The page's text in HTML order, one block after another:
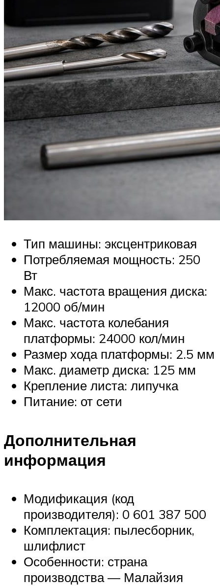
Тип машины: эксцентриковая
Потребляемая мощность: 250
Вт
Макс. частота вращения диска:
12000 об/мин
Макс. частота колебания
платформы: 24000 кол/мин
Размер хода платформы: 2.5 мм
Макс. диаметр диска: 125 мм
Крепление листа: липучка
Питание: от сети
Дополнительная
информация
Модификация (код
производителя): 0 601 387 500
Комплектация: пылесборник,
шлифлист
Особенности: страна
производства — Малайзия